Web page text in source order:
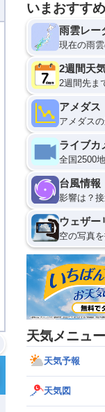
いまおすす
雨雲レー
現在の雨
2週間天
2週間先ま
アメダス
アメダス
ライブカ
全国2500
台風情報
影響は？
ウェザー
空の写真
天気メニュー
天気予報
天気図